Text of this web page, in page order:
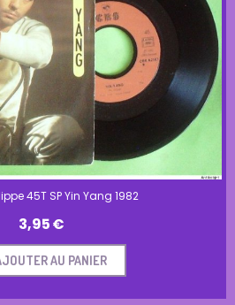
45T SP Yin Yang 1982
3,95€
AU PANIER